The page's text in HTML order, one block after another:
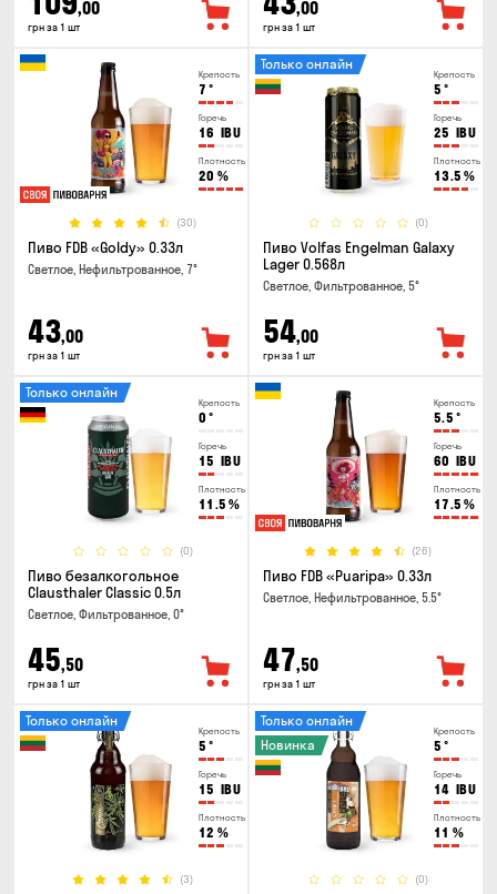
,00
грн за 1 шт
,00
грн за 1 шт
Крепость
7 °
Горечь
16 IBU
Плотность
20 %
(30)
Пиво FDB «Goldy» 0.33л
Светлое, Нефильтрованное, 7°
43,00
грн за 1 шт
Крепость
5 °
Горечь
25 IBU
Плотность
13.5 %
(0)
Только онлайн
Пиво Volfas Engelman Galaxy
Lager 0.568л
Светлое, Фильтрованное, 5°
54,00
грн за 1 шт
Крепость
0 °
Горечь
15 IBU
Плотность
11.5 %
(0)
Только онлайн
Пиво безалкогольное
Clausthaler Classic 0.5л
Светлое, Фильтрованное, 0°
45,50
грн за 1 шт
Крепость
5.5 °
Горечь
60 IBU
Плотность
17.5 %
(26)
Пиво FDB «Puaripa» 0.33л
Светлое, Нефильтрованное, 5.5°
47,50
грн за 1 шт
Крепость
5 °
Горечь
15 IBU
Плотность
12 %
(3)
Только онлайн
Крепость
5 °
Горечь
14 IBU
Плотность
11 %
(0)
Только онлайн
Новинка